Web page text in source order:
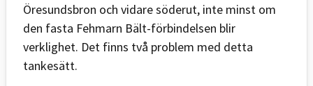
Öresundsbron och vidare söderut, inte minst om
den fasta Fehmarn Bält-förbindelsen blir
verklighet. Det finns två problem med detta
tankesätt.